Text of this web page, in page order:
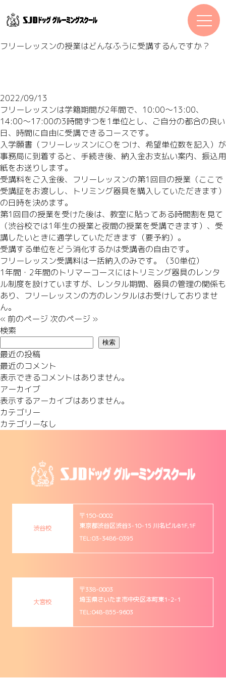
フリーレッスンの授業はどんなふうに受講するんですか？
2022/09/13
フリーレッスンは学籍期間が2年間で、10:00～13:00、
14:00～17:00の3時間ずつを1単位とし、ご自分の都合の良い
日、時間に自由に受講できるコースです。
入学願書（フリーレッスンに○をつけ、希望単位数を記入）が
事務局に到着すると、手続き後、納入金お支払い案内、振込用
紙をお送りします。
受講料をご入金後、フリーレッスンの第1回目の授業（ここで
受講証をお渡しし、トリミング器具を購入していただきます）
の日時を決めます。
第1回目の授業を受けた後は、教室に貼ってある時間割を見て
（渋谷校では1年生の授業と夜間の授業を受講できます）、受
講したいときに通学していただきます（要予約）。
受講する単位をどう消化するかは受講者の自由です。
フリーレッスン受講料は一括納入のみです。（30単位）
1年間・2年間のトリマーコースにはトリミング器具のレンタ
ル制度を設けていますが、レンタル期間、器具の管理の関係も
あり、フリーレッスンの方のレンタルはお受けしておりませ
ん。
« 前のページ 次のページ »
検索
検索
最近の投稿
最近のコメント
表示できるコメントはありません。
アーカイブ
表示するアーカイブはありません。
カテゴリー
カテゴリーなし
渋谷校
〒150-0002
東京都渋谷区渋谷3-10-15 川名ビルB1F,1F
TEL:03-3486-0395
大宮校
〒338-0003
埼玉県さいたま市中央区本町東1-2-1
TEL:048-855-9603